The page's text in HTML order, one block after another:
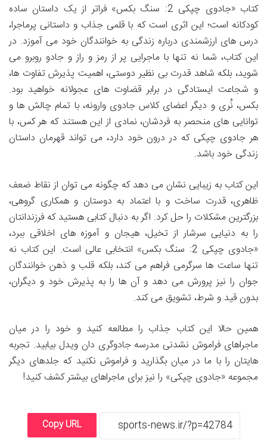
کتاب «جادوی چپکی 2: سنگ بکس» فراتر از یک داستان ساده
کودکانه است؛ این اثری است که با قلمی جذاب و داستانی پرماجرا،
درس های ارزشمندی درباره زندگی به خوانندگان خود می آموزد. در
این کتاب، شما نه تنها با ماجرایی پر از رمز و راز و جادو روبرو می
شوید، بلکه شاهد قدرت بی نظیر دوستی، اهمیت پذیرش تفاوت ها،
و شجاعت ایستادگی در برابر قضاوت های عجولانه خواهید بود.
بکس، نُری و دیگر اعضای کلاس جادوی وارونه، با تمام چالش ها و
توانایی های منحصر به فردشان، نمادی از این هستند که هر کس، با
هر جادوی چپکی که در درون خود دارد، می تواند قهرمان داستان
زندگی خود باشد.
این کتاب به زیبایی نشان می دهد که چگونه می توان از نقاط ضعف
ظاهری، قدرت ساخت و با اعتماد به دوستان و همکاری گروهی،
بزرگترین مشکلات را حل کرد. اگر به دنبال کتابی هستید که فرزندانتان
را به دنیایی سرشار از تخیل، هیجان و آموزه های اخلاقی ببرد،
«جادوی چپکی 2: سنگ بکس» انتخابی عالی است. این کتاب نه
تنها ساعت ها سرگرمی فراهم می کند، بلکه قلب و ذهن خوانندگان
جوان را نیز پرورش می دهد و آن ها را به پذیرش خود و دیگران،
بدون قید و شرط، تشویق می کند.
همین حالا این کتاب جذاب را مطالعه کنید و خود را در میان
ماجراهای فراموش نشدنی مدرسه جادوگری دان ویدل بیابید. تجربه
هایتان را با ما در میان بگذارید و فراموش نکنید که جلدهای دیگر
مجموعه «جادوی چپکی» را نیز برای ماجراهای بیشتر کشف کنید!
Copy URL